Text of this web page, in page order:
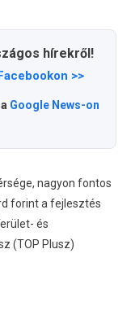
hírekről!
>>
Google News-on
nagyon fontos
forint a fejlesztés
és
(TOP Plusz)